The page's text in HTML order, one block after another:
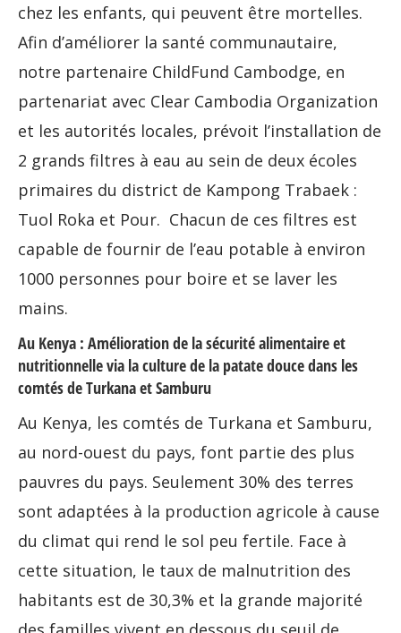
chez les enfants, qui peuvent être mortelles.
Afin d’améliorer la santé communautaire,
notre partenaire ChildFund Cambodge, en
partenariat avec Clear Cambodia Organization
et les autorités locales, prévoit l’installation de
2 grands filtres à eau au sein de deux écoles
primaires du district de Kampong Trabaek :
Tuol Roka et Pour. Chacun de ces filtres est
capable de fournir de l’eau potable à environ
1000 personnes pour boire et se laver les
mains.
Au Kenya : Amélioration de la sécurité alimentaire et
nutritionnelle via la culture de la patate douce dans les
comtés de Turkana et Samburu
Au Kenya, les comtés de Turkana et Samburu,
au nord-ouest du pays, font partie des plus
pauvres du pays. Seulement 30% des terres
sont adaptées à la production agricole à cause
du climat qui rend le sol peu fertile. Face à
cette situation, le taux de malnutrition des
habitants est de 30,3% et la grande majorité